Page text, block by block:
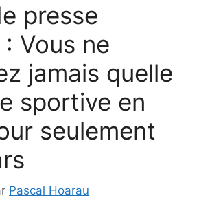
presse
Vous ne
jamais quelle
sportive en
seulement
Pascal Hoarau